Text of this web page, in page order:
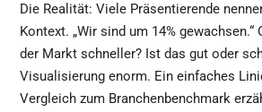
Die Realität: Viele Präsentierende
Kontext. „Wir sind um 14%
der Markt schneller? Ist das gut oder
Visualisierung enorm. Ein einfaches
Vergleich zum Branchenbenchmark